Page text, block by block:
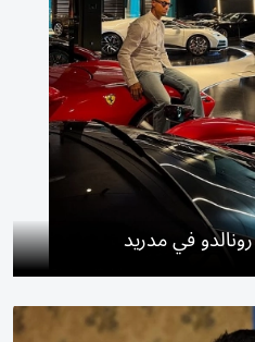
في مدريد